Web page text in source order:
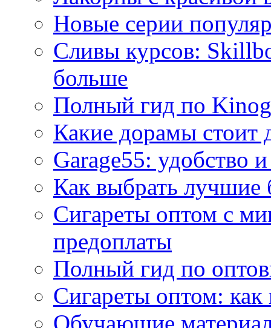
Новые серии
Сливы курсов:
больше
Полный гид по
Какие дорамы стоит
Garage55: удобство
Как выбрать
Сигареты оптом с
предоплаты
Полный гид по
Сигареты оптом:
Обучающие